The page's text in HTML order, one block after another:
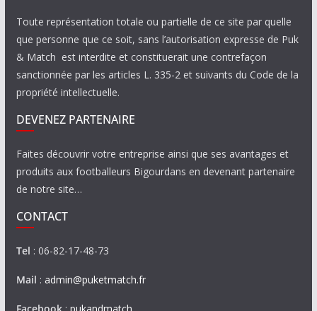
Toute représentation totale ou partielle de ce site par quelle
que personne que ce soit, sans l’autorisation expresse de Puk
& Match est interdite et constituerait une contrefaçon
sanctionnée par les articles L. 335-2 et suivants du Code de la
propriété intellectuelle.
DEVENEZ PARTENAIRE
Faites découvrir votre entreprise ainsi que ses avantages et
produits aux footballeurs Bigourdans en devenant partenaire
de notre site…
CONTACT
Tel : 06-82-17-48-73
Mail : admin@puketmatch.fr